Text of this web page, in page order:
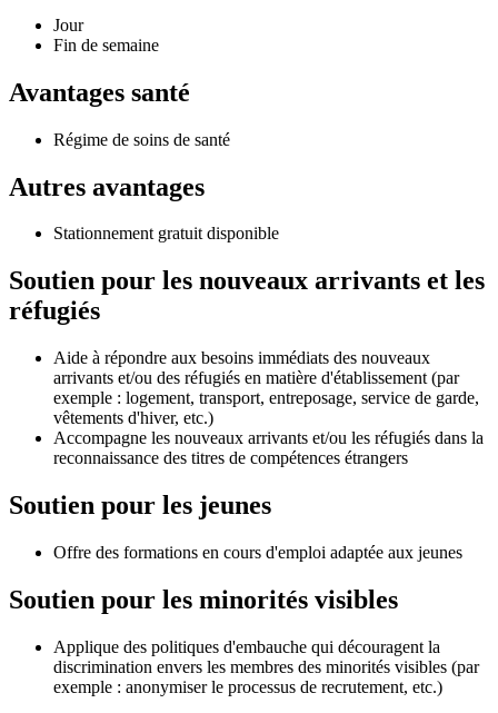
Jour
Fin de semaine
Avantages santé
Régime de soins de santé
Autres avantages
Stationnement gratuit disponible
Soutien pour les nouveaux arrivants et les
réfugiés
Aide à répondre aux besoins immédiats des nouveaux
arrivants et/ou des réfugiés en matière d'établissement (par
exemple : logement, transport, entreposage, service de garde,
vêtements d'hiver, etc.)
Accompagne les nouveaux arrivants et/ou les réfugiés dans la
reconnaissance des titres de compétences étrangers
Soutien pour les jeunes
Offre des formations en cours d'emploi adaptée aux jeunes
Soutien pour les minorités visibles
Applique des politiques d'embauche qui découragent la
discrimination envers les membres des minorités visibles (par
exemple : anonymiser le processus de recrutement, etc.)